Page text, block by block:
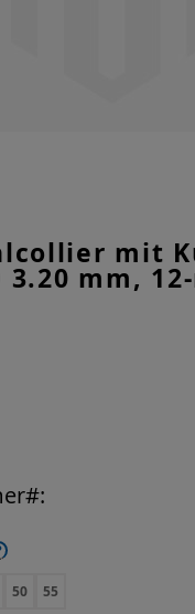
mit
3.20 mm,
50 55